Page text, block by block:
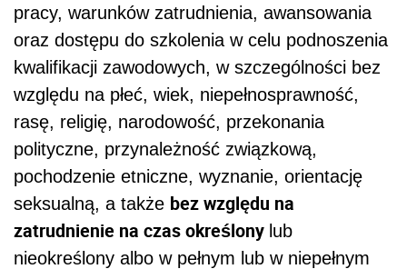
pracy, warunków zatrudnienia, awansowania
oraz dostępu do szkolenia w celu podnoszenia
kwalifikacji zawodowych, w szczególności bez
względu na płeć, wiek, niepełnosprawność,
rasę, religię, narodowość, przekonania
polityczne, przynależność związkową,
pochodzenie etniczne, wyznanie, orientację
seksualną, a także bez względu na
zatrudnienie na czas określony lub
nieokreślony albo w pełnym lub w niepełnym